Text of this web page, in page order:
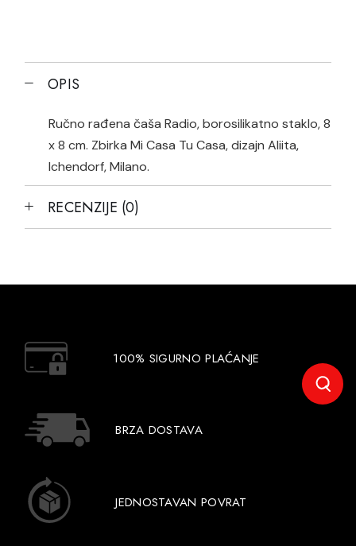
OPIS
Ručno rađena čaša Radio, borosilikatno staklo, 8
x 8 cm. Zbirka Mi Casa Tu Casa, dizajn Aliita,
Ichendorf, Milano.
RECENZIJE (0)
100% SIGURNO PLAĆANJE
BRZA DOSTAVA
JEDNOSTAVAN POVRAT